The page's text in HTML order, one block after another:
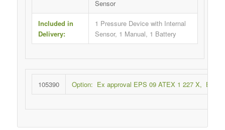
Sensor
Included in
Delivery:
1 Pressure Device with Internal
Sensor, 1 Manual, 1 Battery
105390 Option: Ex approval EPS 09 ATEX 1 227 X, Ex II